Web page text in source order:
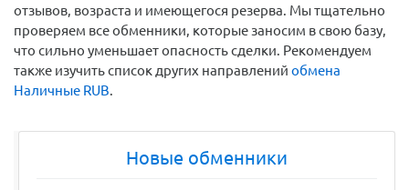
отзывов, возраста и имеющегося резерва. Мы тщательно
проверяем все обменники, которые заносим в свою базу,
что сильно уменьшает опасность сделки. Рекомендуем
также изучить список других направлений обмена
Наличные RUB.
Новые обменники